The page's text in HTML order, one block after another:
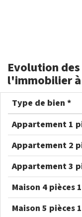
Evolution
l'immobilier
Type de bien *
Appartement 1
Appartement 2
Appartement 3
Maison 4 pièces
Maison 5 pièces